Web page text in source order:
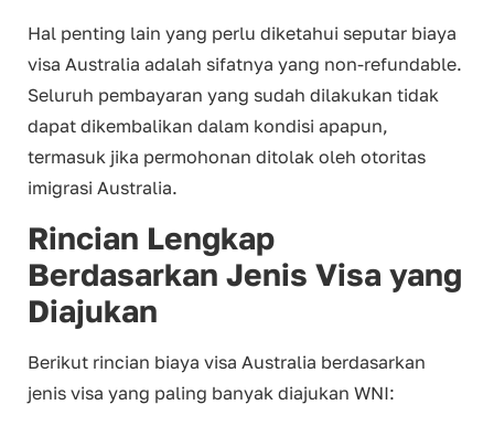
Hal penting lain yang perlu diketahui seputar biaya
visa Australia adalah sifatnya yang non-refundable.
Seluruh pembayaran yang sudah dilakukan tidak
dapat dikembalikan dalam kondisi apapun,
termasuk jika permohonan ditolak oleh otoritas
imigrasi Australia.
Rincian Lengkap
Berdasarkan Jenis Visa yang
Diajukan
Berikut rincian biaya visa Australia berdasarkan
jenis visa yang paling banyak diajukan WNI: